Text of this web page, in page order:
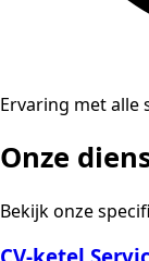
Ervaring met alle
Onze
Bekijk onze